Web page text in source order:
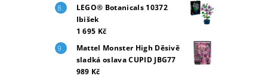
LEGO® Botanicals 10372
Ibišek
1 695 Kč
Mattel Monster High Děsivě
sladká oslava CUPID JBG77
989 Kč